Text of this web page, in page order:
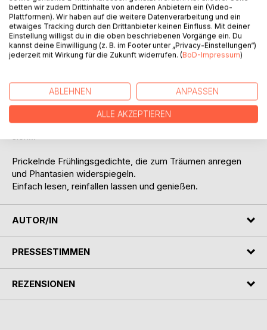
Elisabeth zieht von einem kleinen Ort im Odenwald nach
Frankfurt, wo sie als Abteilungssekretärin in einer Event-
Agentur arbeitet. Aus dem unscheinbaren Landmädchen
entwickelt sich die selbstbewusstere, lebensfrohe Elisa,
unsicher macht und heimlich in ihren Kollegen Steven
verknallt ist. Es ist Frühlingsanfang und Elisas
Lebensgeister erwachen. Mehr als je zuvor spürt sie ihre
Weiblichkeit und die Sehnsucht nach Leben und Liebe in
Prickelnde Frühlingsgedichte, die zum Träumen anregen
und Phantasien widerspiegeln.
Einfach lesen, reinfallen lassen und genießen.
AUTOR/IN
PRESSESTIMMEN
REZENSIONEN
betten wir zudem Drittinhalte von anderen Anbietern ein (Video-
Plattformen). Wir haben auf die weitere Datenverarbeitung und ein
etwaiges Tracking durch den Drittanbieter keinen Einfluss. Mit deiner
Einstellung willigst du in die oben beschriebenen Vorgänge ein. Du
kannst deine Einwilligung (z. B. im Footer unter „Privacy-Einstellungen“)
jederzeit mit Wirkung für die Zukunft widerrufen. (BoD-Impressum)
ABLEHNEN ANPASSEN
ALLE AKZEPTIEREN